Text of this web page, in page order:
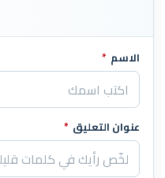
اترك هذا الحقل فارغاً
الاسم *
عنوان التعليق *